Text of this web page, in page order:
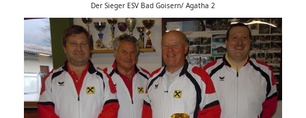
Der Sieger ESV Bad Goisern/ Agatha 2